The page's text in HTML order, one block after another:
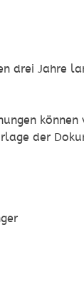
drei Jahre
können
der